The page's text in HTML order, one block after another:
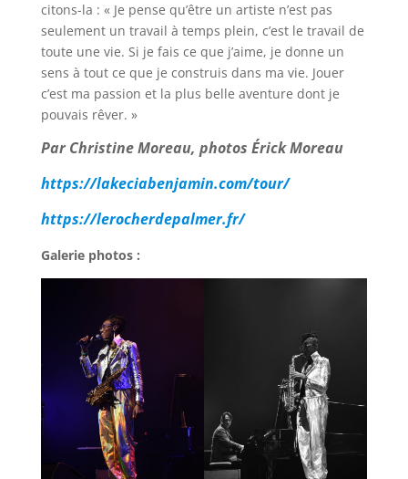
citons-la : « Je pense qu’être un artiste n’est pas
seulement un travail à temps plein, c’est le travail de
toute une vie. Si je fais ce que j’aime, je donne un
sens à tout ce que je construis dans ma vie. Jouer
c’est ma passion et la plus belle aventure dont je
pouvais rêver. »
Par Christine Moreau, photos Érick Moreau
https://lakeciabenjamin.com/tour/
https://lerocherdepalmer.fr/
Galerie photos :